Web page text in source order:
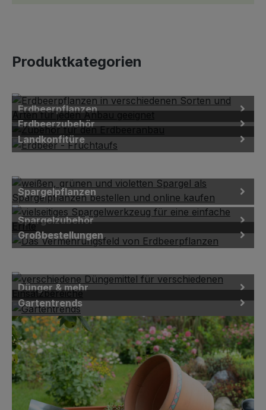
Produktkategorien
Erdbeerpflanzen
Erdbeerzubehör
Landkonfitüre
Spargelpflanzen
Spargelzubehör
Großbestellungen
Dünger & mehr
Gartentrends